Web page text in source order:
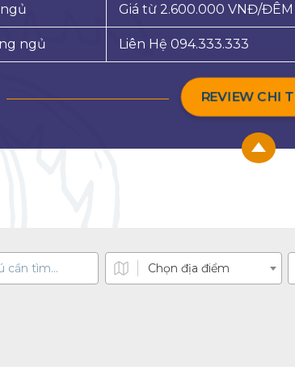
Giá từ 2.600.000 VNĐ/ĐÊM
ngủ Liên Hệ 094.333.333
REVIEW CHI
Chọn địa điểm